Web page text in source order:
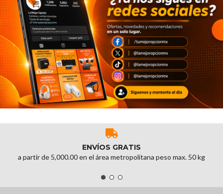
ENVÍOS GRATIS
a partir de 5,000.00 en el área metropolitana peso max. 50 kg